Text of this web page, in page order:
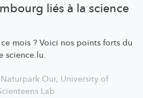
liés à la science
mois ? Voici nos points forts du
science.lu.
Naturpark Our, University of
Lab